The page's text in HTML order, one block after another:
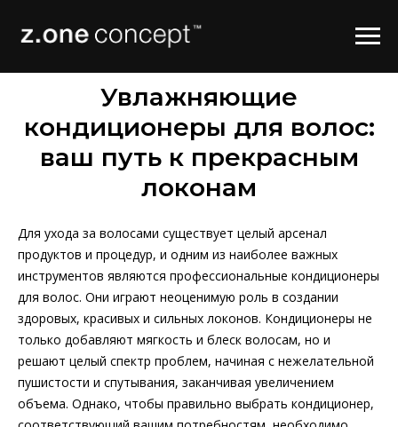
Увлажняющие
кондиционеры для волос:
ваш путь к прекрасным
локонам
Для ухода за волосами существует целый арсенал
продуктов и процедур, и одним из наиболее важных
инструментов являются профессиональные кондиционеры
для волос. Они играют неоценимую роль в создании
здоровых, красивых и сильных локонов. Кондиционеры не
только добавляют мягкость и блеск волосам, но и
решают целый спектр проблем, начиная с нежелательной
пушистости и спутывания, заканчивая увеличением
объема. Однако, чтобы правильно выбрать кондиционер,